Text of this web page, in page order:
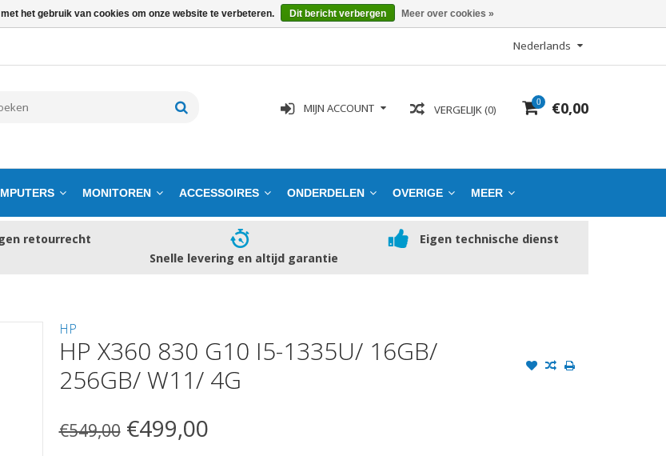
Nederlands
0 €0,00
VERGELIJK (0)
MIJN ACCOUNT
MONITOREN ACCESSOIRES ONDERDELEN OVERIGE MEER
retourrecht
Snelle levering en altijd garantie
Eigen technische dienst
HP
HP X360 830 G10 I5-1335U/ 16GB/
256GB/ W11/ 4G
€549,00 €499,00
het gebruik van cookies om onze website te verbeteren. Dit bericht verbergen Meer over cookies »